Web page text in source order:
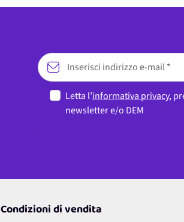
Letta l’informativa privacy,
newsletter e/o DEM
Condizioni di vendita